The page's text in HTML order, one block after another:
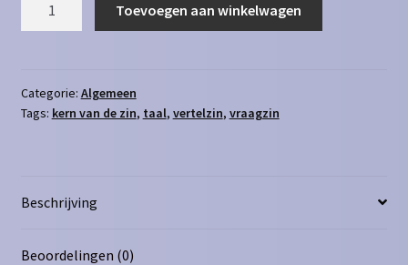
en
kern
aantal
Toevoegen aan winkelwagen
Categorie: Algemeen
Tags: kern van de zin, taal, vertelzin, vraagzin
Beschrijving
Beoordelingen (0)